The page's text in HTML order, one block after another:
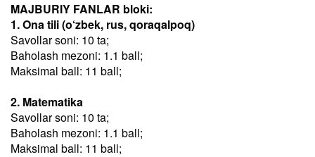
MAJBURIY FANLAR bloki:
1. Ona tili (o‘zbek, rus, qoraqalpoq)
Savollar soni: 10 ta;
Baholash mezoni: 1.1 ball;
Maksimal ball: 11 ball;
2. Matematika
Savollar soni: 10 ta;
Baholash mezoni: 1.1 ball;
Maksimal ball: 11 ball;